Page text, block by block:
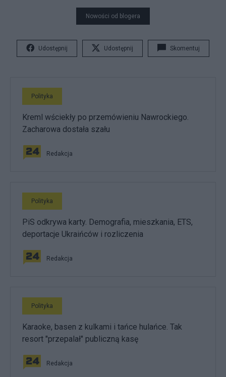
Nowości od blogera
Udostępnij Udostępnij Skomentuj
Polityka
Kreml wściekły po przemówieniu Nawrockiego.
Zacharowa dostała szału
Redakcja
Polityka
PiS odkrywa karty. Demografia, mieszkania, ETS,
deportacje Ukraińców i rozliczenia
Redakcja
Polityka
Karaoke, basen z kulkami i tańce hulańce. Tak
resort "przepalał" publiczną kasę
Redakcja